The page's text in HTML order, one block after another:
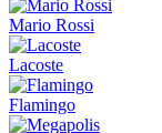
Mario Rossi
Lacoste
Flamingo